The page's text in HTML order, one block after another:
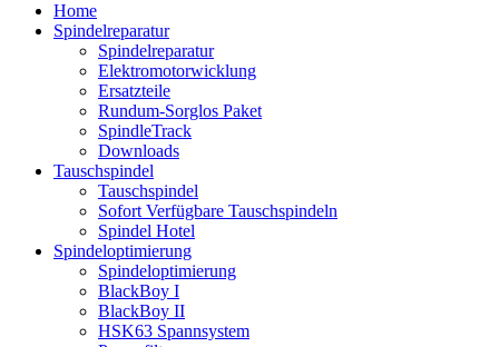
Home
Spindelreparatur
Spindelreparatur
Elektromotorwicklung
Ersatzteile
Rundum-Sorglos Paket
SpindleTrack
Downloads
Tauschspindel
Tauschspindel
Sofort Verfügbare Tauschspindeln
Spindel Hotel
Spindeloptimierung
Spindeloptimierung
BlackBoy I
BlackBoy II
HSK63 Spannsystem